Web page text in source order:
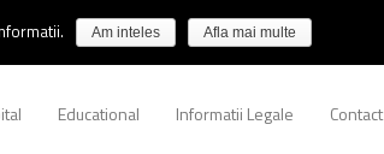
Educational Informatii Legale Contact
Am inteles Afla mai multe